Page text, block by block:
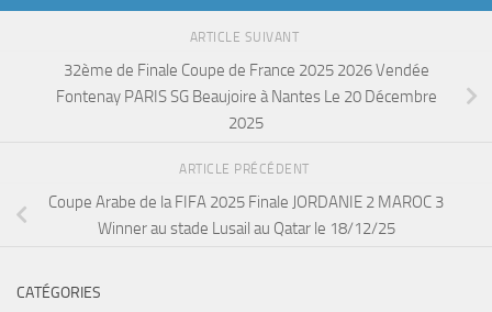
ARTICLE SUIVANT
32ème de Finale Coupe de France 2025 2026 Vendée
Fontenay PARIS SG Beaujoire à Nantes Le 20 Décembre
2025
ARTICLE PRÉCÉDENT
Coupe Arabe de la FIFA 2025 Finale JORDANIE 2 MAROC 3
Winner au stade Lusail au Qatar le 18/12/25
CATÉGORIES